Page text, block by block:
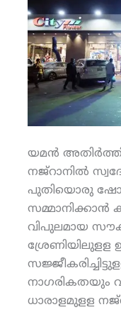
യമന്‍
നജ്‌റാനില്‍
പുതിയൊരു
സമ്മാനിക്കാന്‍
വിപുലമായ
ശ്രേണിയിലുളള
നാഗരികതയും
ധാരാളമുളള